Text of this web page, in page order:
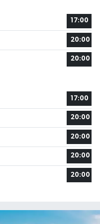
17:00
20:00
20:00
17:00
20:00
20:00
20:00
20:00